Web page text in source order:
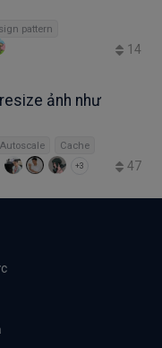
pattern
14
ảnh như
Autoscale Cache
+3 47